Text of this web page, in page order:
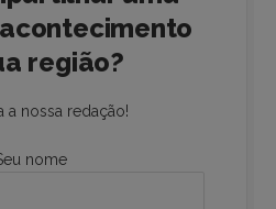
região?
a nossa redação!
nome